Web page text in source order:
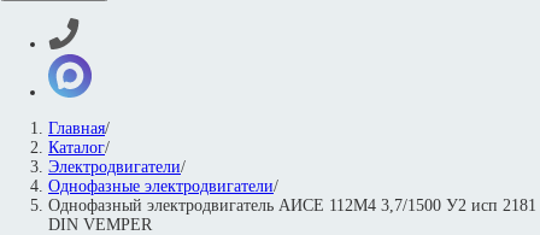
Главная/
Каталог/
Электродвигатели/
Однофазные электродвигатели/
Однофазный электродвигатель АИСЕ 112М4 3,7/1500 У2 исп 2181
DIN VEMPER